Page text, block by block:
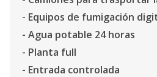
- Equipos de fumigación
- Agua potable 24 horas
- Planta full
- Entrada controlada